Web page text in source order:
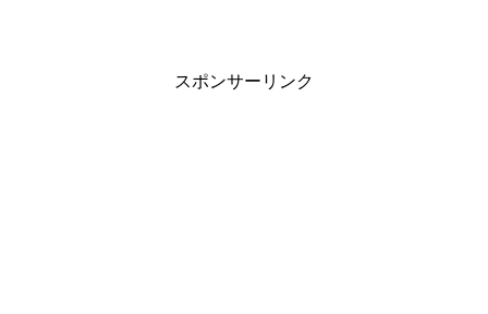
スポンサーリンク